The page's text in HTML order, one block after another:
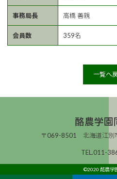
事務局長 高橋 善親
会員数 359名
一覧へ
酪農学園
〒069-8501 北海道江別
TEL.011-
©2020 酪農学